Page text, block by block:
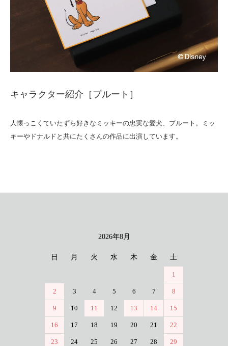
キャラクター紹介［プルート］
人懐っこくていたずら好きなミッキーの忠実な愛犬、プルート。ミッ
キーやドナルドと共にたくさんの作品に出演しています。
2026年8月
日 月 火 水 木 金 土
1
2 3 4 5 6 7 8
9 10 11 12 13 14 15
16 17 18 19 20 21 22
23 24 25 26 27 28 29